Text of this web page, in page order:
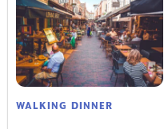
WALKING DINNER